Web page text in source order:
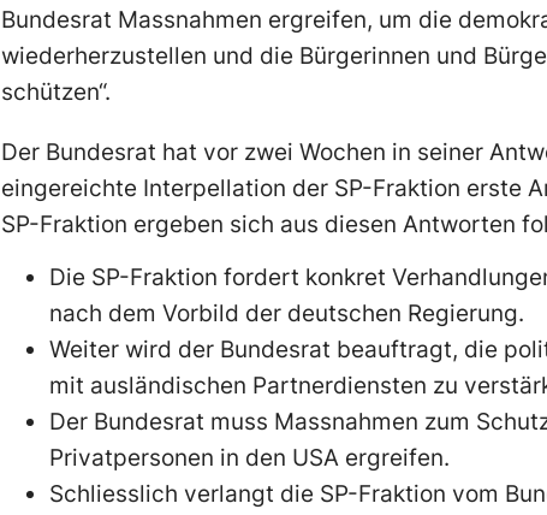
Bundesrat Massnahmen ergreifen, um die
wiederherzustellen und die Bürgerinnen und
schützen“.
Der Bundesrat hat vor zwei Wochen in seiner
eingereichte Interpellation der SP-Fraktion erste
SP-Fraktion ergeben sich aus diesen Antworten
Die SP-Fraktion fordert konkret
nach dem Vorbild der deutschen Regierung.
Weiter wird der Bundesrat beauftragt, die
mit ausländischen Partnerdiensten zu
Der Bundesrat muss Massnahmen zum
Privatpersonen in den USA ergreifen.
Schliesslich verlangt die SP-Fraktion vom